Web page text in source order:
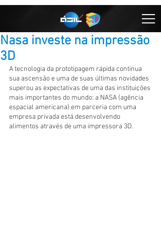
Nasa investe na impressão
3D
A tecnologia da prototipagem rápida continua
sua ascensão e uma de suas últimas novidades
superou as expectativas de uma das instituições
mais importantes do mundo: a NASA (agência
espacial americana) em parceria com uma
empresa privada está desenvolvendo
alimentos através de uma impressora 3D.